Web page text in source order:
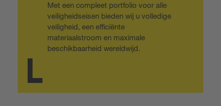
Met een compleet portfolio voor alle
veiligheidseisen bieden wij u volledige
veiligheid, een efficiënte
materiaalstroom en maximale
beschikbaarheid wereldwijd.